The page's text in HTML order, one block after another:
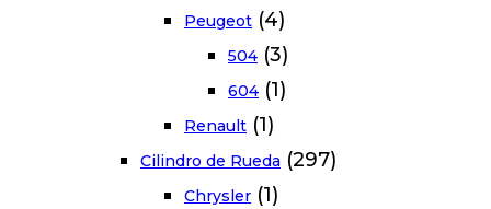
Peugeot (4)
504 (3)
604 (1)
Renault (1)
Cilindro de Rueda (297)
Chrysler (1)